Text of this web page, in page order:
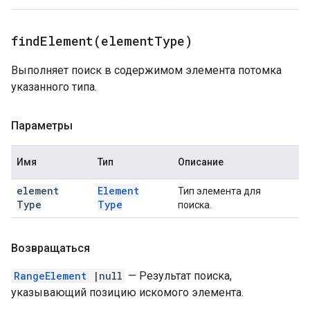
findElement(elementType)
Выполняет поиск в содержимом элемента потомка
указанного типа.
Параметры
Имя Тип Описание
element
Type
Element
Type
Тип элемента для
поиска.
Возвращаться
RangeElement |null — Результат поиска,
указывающий позицию искомого элемента.